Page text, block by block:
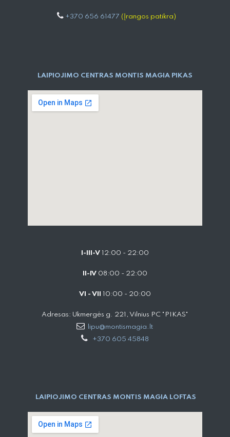
+370 656 61477 (Įrangos patikra)
LAIPIOJIMO CENTRAS MONTIS MAGIA PIKAS
I-III-V 12:00 - 22:00
II-IV 08:00 - 22:00
VI - VII 10:00 - 20:00
Adresas: Ukmergės g. 221, Vilnius PC "PIKAS"
lipu@montismagia.lt
+370 605 45848
LAIPIOJIMO CENTRAS MONTIS MAGIA LOFTAS